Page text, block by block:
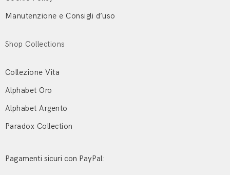
Manutenzione e Consigli d’uso
Shop Collections
Collezione Vita
Alphabet Oro
Alphabet Argento
Paradox Collection
Pagamenti sicuri con PayPal: